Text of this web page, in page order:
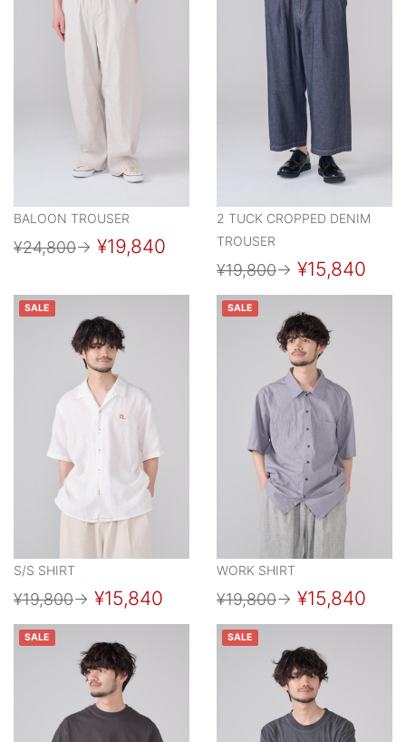
BALOON TROUSER
¥24,800→ ¥19,840
2 TUCK CROPPED DENIM
TROUSER
¥19,800→ ¥15,840
SALE
S/S SHIRT
¥19,800→ ¥15,840
SALE
WORK SHIRT
¥19,800→ ¥15,840
SALE SALE